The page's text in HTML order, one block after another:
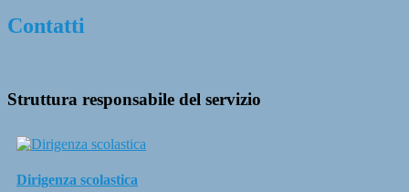
Contatti
Struttura responsabile del servizio
Dirigenza scolastica